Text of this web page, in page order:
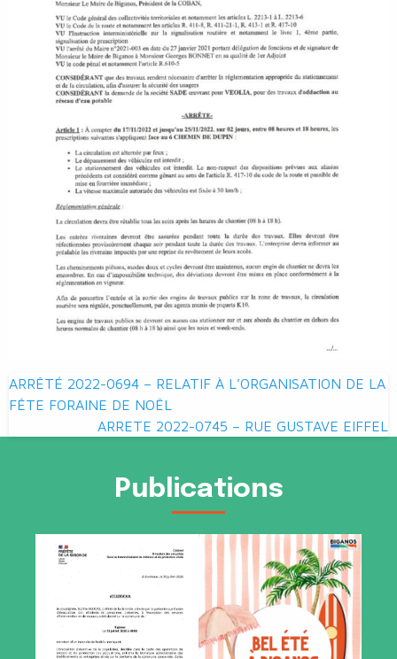
Navigation
de
l’article
ARRÊTÉ 2022-0694 – RELATIF À L’ORGANISATION DE LA
FÊTE FORAINE DE NOËL
ARRETE 2022-0745 – RUE GUSTAVE EIFFEL
Publications